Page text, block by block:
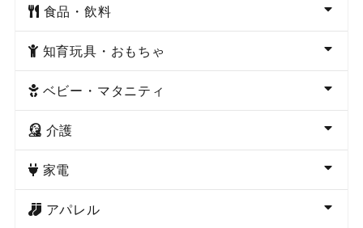
食品・飲料
知育玩具・おもちゃ
ベビー・マタニティ
介護
家電
アパレル